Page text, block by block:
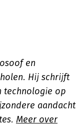
en
Hij schrijft
technologie op
aandacht
Meer over